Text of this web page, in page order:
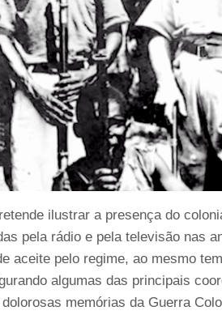
ilustrar a presença do
pela rádio e pela televisão nas
aceite pelo regime, ao mesmo
algumas das principais
memórias da Guerra